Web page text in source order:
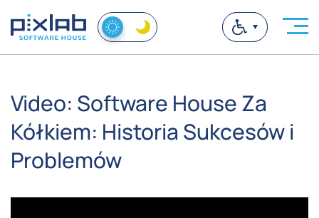
Video: Software House Za
Kółkiem: Historia Sukcesów i
Problemów